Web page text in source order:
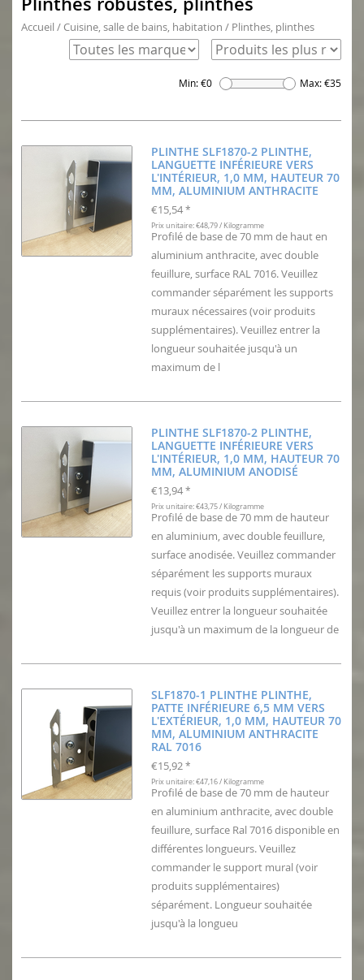
Accueil / Cuisine, salle de bains, habitation / Plinthes, plinthes
Min: €0 Max: €35
PLINTHE SLF1870-2 PLINTHE,
LANGUETTE INFÉRIEURE VERS
L'INTÉRIEUR, 1,0 MM, HAUTEUR 70
MM, ALUMINIUM ANTHRACITE
€15,54 *
Prix unitaire: €48,79 / Kilogramme
Profilé de base de 70 mm de haut en
aluminium anthracite, avec double
feuillure, surface RAL 7016. Veuillez
commander séparément les supports
muraux nécessaires (voir produits
supplémentaires). Veuillez entrer la
longueur souhaitée jusqu'à un
maximum de l
PLINTHE SLF1870-2 PLINTHE,
LANGUETTE INFÉRIEURE VERS
L'INTÉRIEUR, 1,0 MM, HAUTEUR 70
MM, ALUMINIUM ANODISÉ
€13,94 *
Prix unitaire: €43,75 / Kilogramme
Profilé de base de 70 mm de hauteur
en aluminium, avec double feuillure,
surface anodisée. Veuillez commander
séparément les supports muraux
requis (voir produits supplémentaires).
Veuillez entrer la longueur souhaitée
jusqu'à un maximum de la longueur de
SLF1870-1 PLINTHE PLINTHE,
PATTE INFÉRIEURE 6,5 MM VERS
L'EXTÉRIEUR, 1,0 MM, HAUTEUR 70
MM, ALUMINIUM ANTHRACITE
RAL 7016
€15,92 *
Prix unitaire: €47,16 / Kilogramme
Profilé de base de 70 mm de hauteur
en aluminium anthracite, avec double
feuillure, surface Ral 7016 disponible en
différentes longueurs. Veuillez
commander le support mural (voir
produits supplémentaires)
séparément. Longueur souhaitée
jusqu'à la longueu